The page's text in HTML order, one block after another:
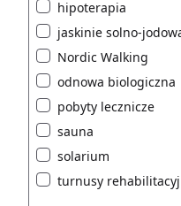
hipoterapia
jaskinie solno-
Nordic Walking
odnowa biologiczna
pobyty lecznicze
sauna
solarium
turnusy